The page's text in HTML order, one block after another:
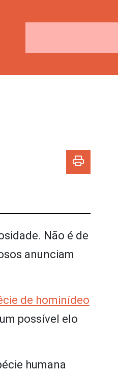
Não é de
anunciam
de hominídeo
possível elo
humana